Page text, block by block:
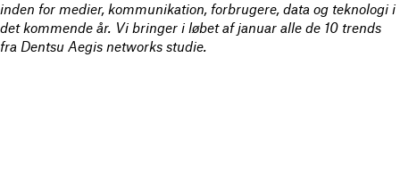
inden for medier, kommunikation, forbrugere, data og teknologi i
det kommende år. Vi bringer i løbet af januar alle de 10 trends
fra Dentsu Aegis networks studie.